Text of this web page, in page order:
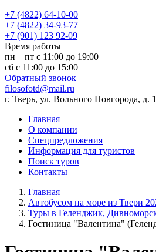
‪+7 (4822) 64-10-00
+7 (4822) 34-93-77
+7 (901) 123 92-09
Время работы
пн – пт с 11:00 до 19:00
сб с 11:00 до 15:00
Обратный звонок
filosofotd@mail.ru
г. Тверь, ул. Вольного Новгорода, д.
Главная
О компании
Спецпредложения
Информация для туристов
Поиск туров
Контакты
Главная
Автобусом на море из Твери
Туры в Геленджик,
Гостиница "Валентина"